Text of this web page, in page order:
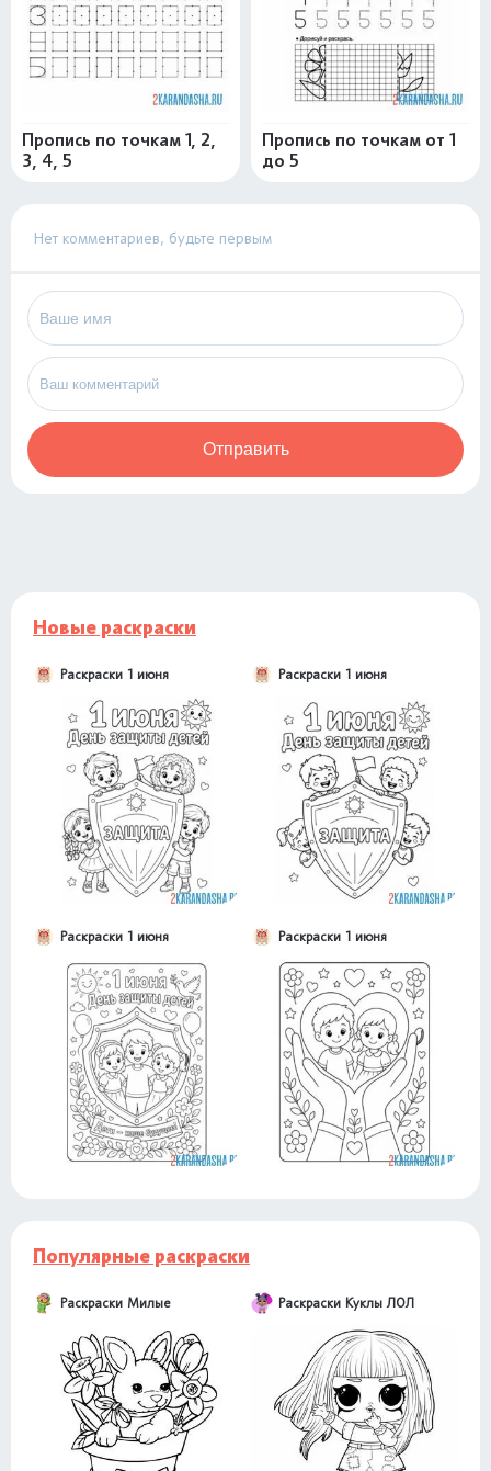
Пропись по точкам 1, 2,
3, 4, 5
Пропись по точкам от 1
до 5
Нет комментариев, будьте первым
Отправить
Новые раскраски
Раскраски 1 июня Раскраски 1 июня
Раскраски 1 июня Раскраски 1 июня
Популярные раскраски
Раскраски Милые Раскраски Куклы ЛОЛ